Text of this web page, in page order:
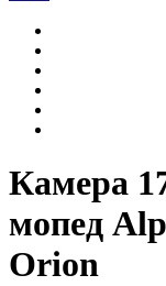
Камера
мопед
Orion